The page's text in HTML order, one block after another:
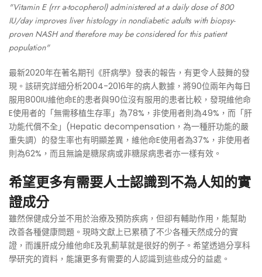
"Vitamin E (rrr a-tocopherol) administered at a daily dose of 800
IU/day improves liver histology in nondiabetic adults with biopsy-
proven NASH and therefore may be considered for this patient
population"
最新2020年在著名期刊《肝病學》發表的報告，有更令人鼓舞的發
現。該研究詳細分析2004-2016年的病人數據，將90位兩年內每日
服用800IU維他命E的患者與90位沒有服用的患者比較，發現維他命
E使用者的「無需移植生存率」為78%，非使用者則為49%，而「肝
功能代償不全」(Hepatic decompensation，為一種肝功能的嚴
重失調）的發生率也有明顯差異，維他命E使用者為37%，非使用者
則為62%，而且無論是糖尿病或非糖尿病患者亦一樣有效。
希望更多有需要人士認識到不為人知的實
證成分
雖然保健成分並不用於治療及預防疾病，但卻有輔助作用，能幫助
改善各種健康問題。現時文獻上已累積了不少各種天然成分的實
證，而護肝成分維他命E及乳薊草就是很好的例子。希望透過分享科
學研究的資料，能讓更多有需要的人認識到這些成分的益處。